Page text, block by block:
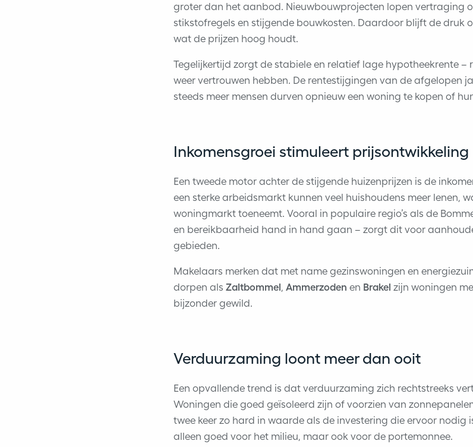
groter dan het aanbod. Nieuwbouwprojecten lopen vertraging
stikstofregels en stijgende bouwkosten. Daardoor blijft de druk
wat de prijzen hoog houdt.
Tegelijkertijd zorgt de stabiele en relatief lage hypotheekrente –
weer vertrouwen hebben. De rentestijgingen van de afgelopen
steeds meer mensen durven opnieuw een woning te kopen of
Inkomensgroei stimuleert prijsontwikkeling
Een tweede motor achter de stijgende huizenprijzen is de
een sterke arbeidsmarkt kunnen veel huishoudens meer lenen,
woningmarkt toeneemt. Vooral in populaire regio’s als de
en bereikbaarheid hand in hand gaan – zorgt dit voor
gebieden.
Makelaars merken dat met name gezinswoningen en
dorpen als Zaltbommel, Ammerzoden en Brakel zijn woningen
bijzonder gewild.
Verduurzaming loont meer dan ooit
Een opvallende trend is dat verduurzaming zich rechtstreeks
Woningen die goed geïsoleerd zijn of voorzien van
twee keer zo hard in waarde als de investering die ervoor
alleen goed voor het milieu, maar ook voor de portemonnee.